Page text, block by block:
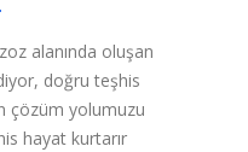
alanında oluşan
doğru teşhis
çözüm yolumuzu
hayat kurtarır